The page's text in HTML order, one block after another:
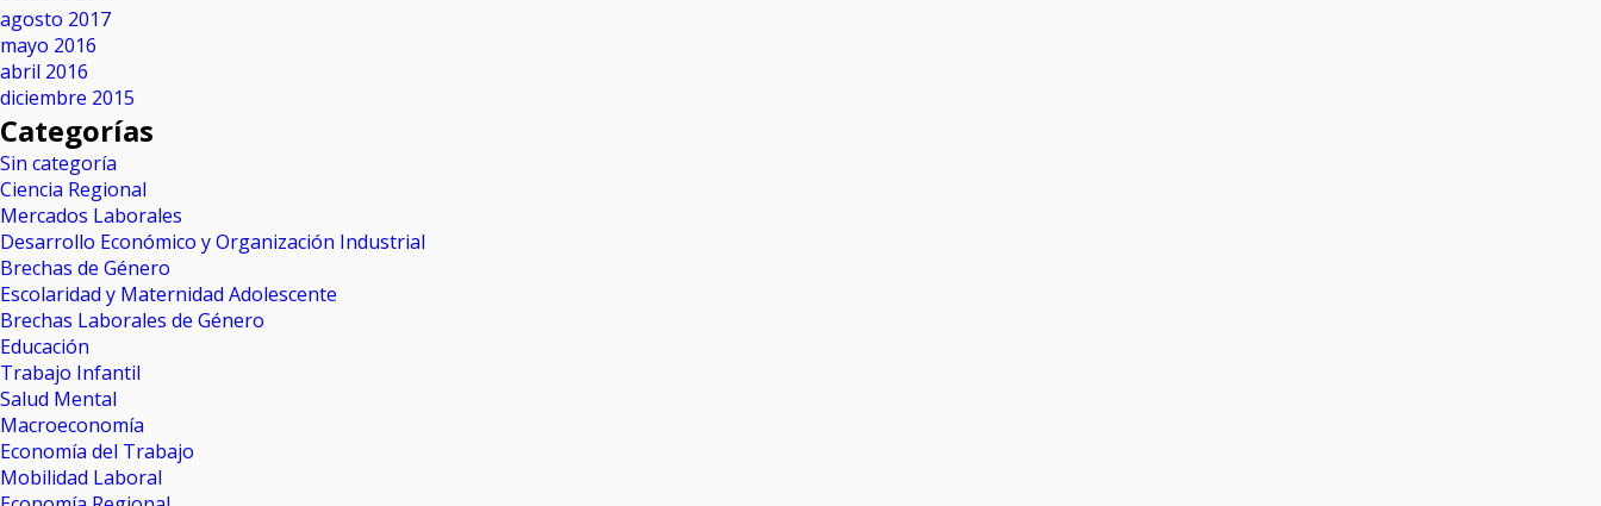
agosto 2017
mayo 2016
abril 2016
diciembre 2015
Categorías
Sin categoría
Ciencia Regional
Mercados Laborales
Desarrollo Económico y Organización Industrial
Brechas de Género
Escolaridad y Maternidad Adolescente
Brechas Laborales de Género
Educación
Trabajo Infantil
Salud Mental
Macroeconomía
Economía del Trabajo
Mobilidad Laboral